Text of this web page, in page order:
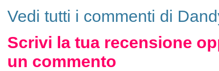
Vedi tutti i commenti di
Scrivi la tua recensione
un commento